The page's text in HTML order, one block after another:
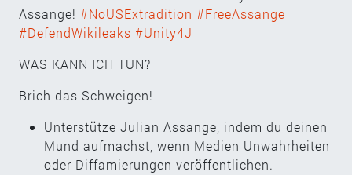
Assange! #NoUSExtradition #FreeAssange
#DefendWikileaks #Unity4J
WAS KANN ICH TUN?
Brich das Schweigen!
Unterstütze Julian Assange, indem du deinen
Mund aufmachst, wenn Medien Unwahrheiten
oder Diffamierungen veröffentlichen.